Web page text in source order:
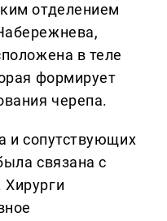
отделением
в теле
формирует
черепа.
и сопутствующих
связана с